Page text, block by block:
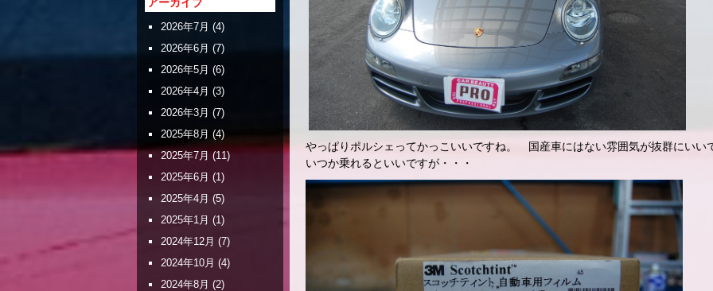
やっぱりポルシェってかっこいいですね。 国産車にはない雰囲気が抜群にい
いつか乗れるといいですが・・・
2026年7月 (4)
2026年6月 (7)
2026年5月 (6)
2026年4月 (3)
2026年3月 (7)
2025年8月 (4)
2025年7月 (11)
2025年6月 (1)
2025年4月 (5)
2025年1月 (1)
2024年12月 (7)
2024年10月 (4)
2024年8月 (2)